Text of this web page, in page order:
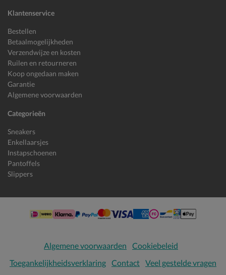
Klantenservice
Bestellen
Betaalmogelijkheden
Verzendwijze en kosten
Ruilen en retourneren
Koop ongedaan maken
Garantie
Algemene voorwaarden
Categorieën
Sneakers
Enkellaarsjes
Instapschoenen
Pantoffels
Slippers
Algemene voorwaarden
Cookiebeleid
Toegankelijkheidsverklaring Contact Veel gestelde vragen